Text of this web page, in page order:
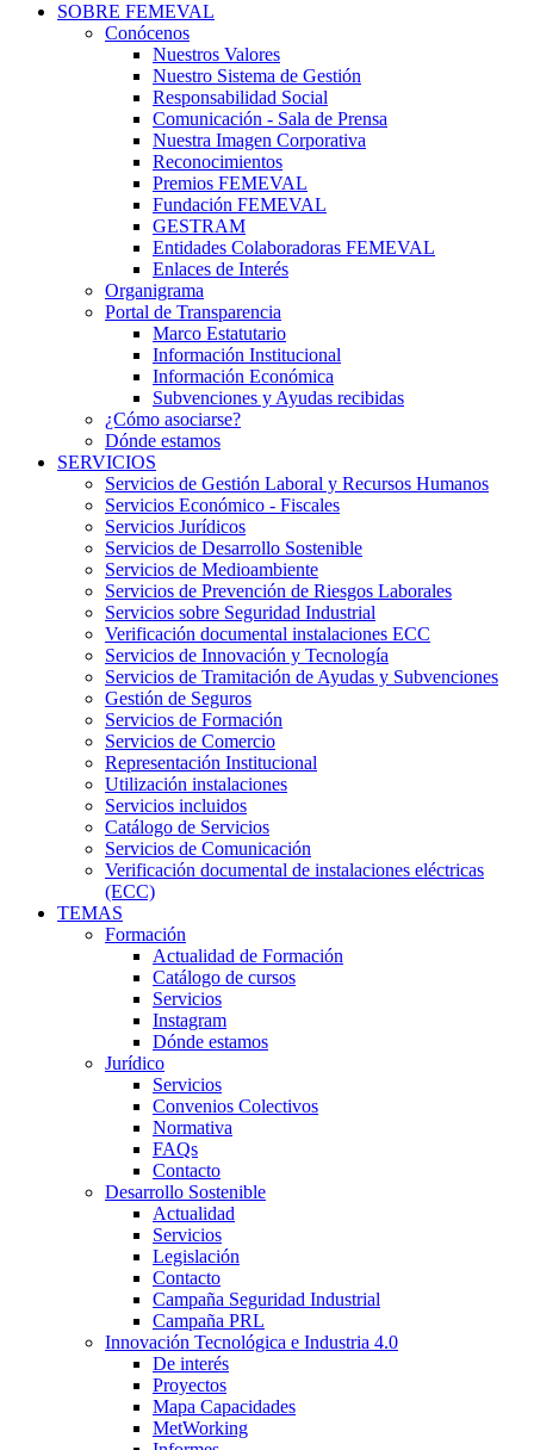
SOBRE FEMEVAL
Conócenos
Nuestros Valores
Nuestro Sistema de Gestión
Responsabilidad Social
Comunicación - Sala de Prensa
Nuestra Imagen Corporativa
Reconocimientos
Premios FEMEVAL
Fundación FEMEVAL
GESTRAM
Entidades Colaboradoras FEMEVAL
Enlaces de Interés
Organigrama
Portal de Transparencia
Marco Estatutario
Información Institucional
Información Económica
Subvenciones y Ayudas recibidas
¿Cómo asociarse?
Dónde estamos
SERVICIOS
Servicios de Gestión Laboral y Recursos Humanos
Servicios Económico - Fiscales
Servicios Jurídicos
Servicios de Desarrollo Sostenible
Servicios de Medioambiente
Servicios de Prevención de Riesgos Laborales
Servicios sobre Seguridad Industrial
Verificación documental instalaciones ECC
Servicios de Innovación y Tecnología
Servicios de Tramitación de Ayudas y Subvenciones
Gestión de Seguros
Servicios de Formación
Servicios de Comercio
Representación Institucional
Utilización instalaciones
Servicios incluidos
Catálogo de Servicios
Servicios de Comunicación
Verificación documental de instalaciones eléctricas
(ECC)
TEMAS
Formación
Actualidad de Formación
Catálogo de cursos
Servicios
Instagram
Dónde estamos
Jurídico
Servicios
Convenios Colectivos
Normativa
FAQs
Contacto
Desarrollo Sostenible
Actualidad
Servicios
Legislación
Contacto
Campaña Seguridad Industrial
Campaña PRL
Innovación Tecnológica e Industria 4.0
De interés
Proyectos
Mapa Capacidades
MetWorking